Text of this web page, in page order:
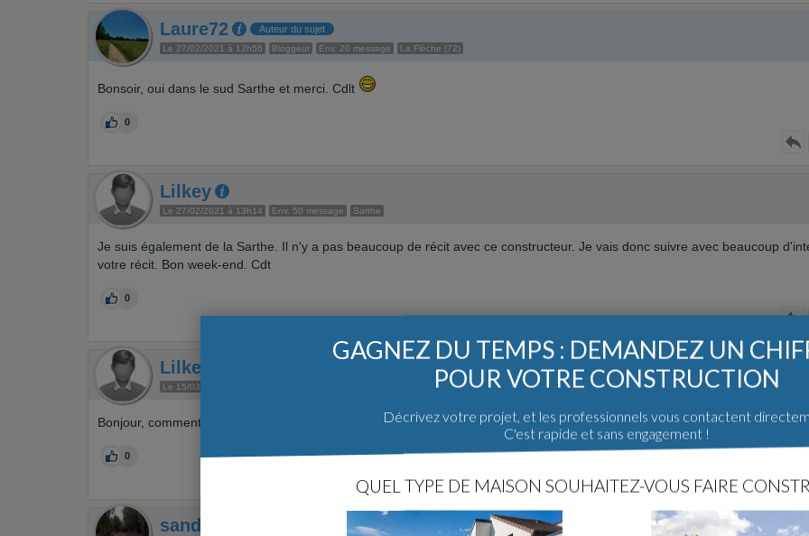
Laure72 Auteur du sujet
Le 27/02/2021 à 12h56 Bloggeur Env. 20 message La Flèche (72)
Bonsoir, oui dans le sud Sarthe et merci. Cdlt
0
Lilkey
Le 27/02/2021 à 13h14 Env. 50 message Sarthe
Je suis également de la Sarthe. Il n'y a pas beaucoup de récit avec ce constructeur. Je vais donc suivre avec beaucoup
votre récit. Bon week-end. Cdt
0
Lilkey
Le 15/03/2021 à 16h01
Bonjour, comment allez-vous. Comment avance votre maison ?
0
sandamand
GAGNEZ DU TEMPS : DEMANDEZ UN
POUR VOTRE CONSTRUCTION
Décrivez votre projet, et les professionnels vous contactent
C'est rapide et sans engagement !
QUEL TYPE DE MAISON SOUHAITEZ-VOUS FAIRE